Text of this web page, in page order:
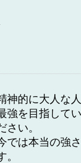
神的に大人な
強を目指して
い。
では本当の強